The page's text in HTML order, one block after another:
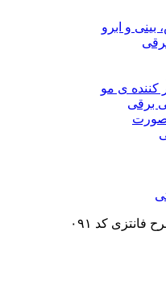
و ابرو
کننده ی مو
برقی
صورت